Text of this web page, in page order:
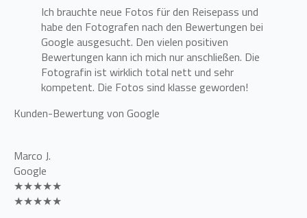
Ich brauchte neue Fotos für den Reisepass und
habe den Fotografen nach den Bewertungen bei
Google ausgesucht. Den vielen positiven
Bewertungen kann ich mich nur anschließen. Die
Fotografin ist wirklich total nett und sehr
kompetent. Die Fotos sind klasse geworden!
Kunden-Bewertung von Google
Marco J.
Google
★★★★★
★★★★★